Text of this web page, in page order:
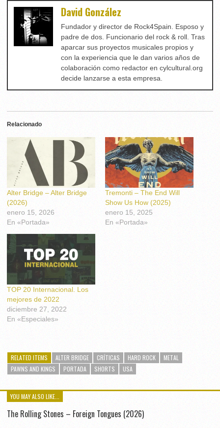
David González
Fundador y director de Rock4Spain. Esposo y
padre de dos. Funcionario del rock & roll. Tras
aparcar sus proyectos musicales propios y
con la experiencia que le dan varios años de
colaboración como redactor en cylcultural.org
decide lanzarse a esta empresa.
Relacionado
Alter Bridge – Alter Bridge
(2026)
enero 15, 2026
En «Portada»
Tremonti – The End Will
Show Us How (2025)
enero 15, 2025
En «Portada»
TOP 20 Internacional. Los
mejores de 2022
diciembre 27, 2022
En «Especiales»
RELATED ITEMS ALTER BRIDGE CRÍTICAS HARD ROCK
METAL
PAWNS AND KINGS
PORTADA SHORTS USA
YOU MAY ALSO LIKE...
The Rolling Stones – Foreign Tongues (2026)